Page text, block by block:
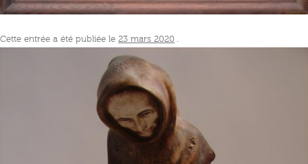
Cette entrée a été publiée le 23 mars 2020